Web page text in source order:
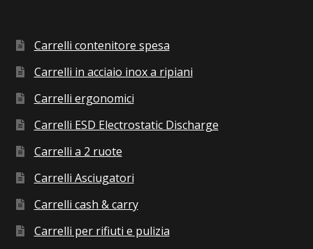
Carrelli contenitore spesa
Carrelli in acciaio inox a ripiani
Carrelli ergonomici
Carrelli ESD Electrostatic Discharge
Carrelli a 2 ruote
Carrelli Asciugatori
Carrelli cash & carry
Carrelli per rifiuti e pulizia